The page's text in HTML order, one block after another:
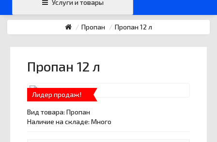
Услуги и товары
Пропан Пропан 12 л
Пропан 12 л
Лидер продаж!
Вид товара: Пропан
Наличие на складе: Много